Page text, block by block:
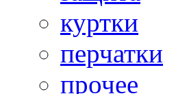
куртки
перчатки
прочее